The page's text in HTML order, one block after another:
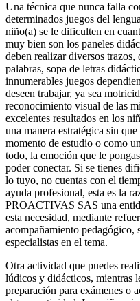
Una técnica que nunca falla
determinados juegos del
niño(a) se le dificulten en
muy bien son los paneles
deben realizar diversos
palabras, sopa de letras
innumerables juegos
deseen trabajar, ya sea
reconocimiento visual de las
excelentes resultados en los
una manera estratégica sin
momento de estudio o como
todo, la emoción que le
poder conectar. Si se tienes
lo tuyo, no cuentas con el
ayuda profesional, esta es la
PROACTIVAS SAS una
esta necesidad, mediante
acompañamiento pedagógico,
especialistas en el tema.
Otra actividad que puedes
lúdicos y didácticos, mientras
preparación para exámenes o